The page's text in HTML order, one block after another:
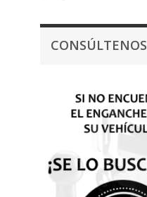
CONSÚLTENOS